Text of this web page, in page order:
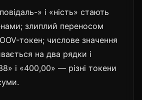
» і «ність» стають
злиплий переносом
токен; числове значення
на два рядки і
і «400,00» — різні токени